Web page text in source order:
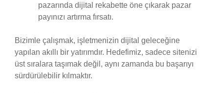
pazarında dijital rekabette öne çıkarak pazar
payınızı artırma fırsatı.
Bizimle çalışmak, işletmenizin dijital geleceğine
yapılan akıllı bir yatırımdır. Hedefimiz, sadece sitenizi
üst sıralara taşımak değil, aynı zamanda bu başarıyı
sürdürülebilir kılmaktır.